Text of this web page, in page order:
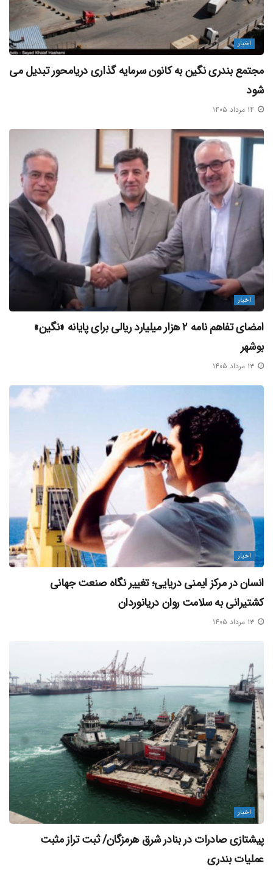
اخبار
مجتمع بندری نگین به کانون سرمایه‌ گذاری دریامحور تبدیل می‌
شود
اخبار
امضای تفاهم‌ نامه ۲ هزار میلیارد ریالی برای پایانه «نگین»
بوشهر
اخبار
انسان در مرکز ایمنی دریایی؛ تغییر نگاه صنعت جهانی
کشتیرانی به سلامت روان دریانوردان
اخبار
پیشتازی صادرات در بنادر شرق هرمزگان/ ثبت تراز مثبت
عملیات بندری